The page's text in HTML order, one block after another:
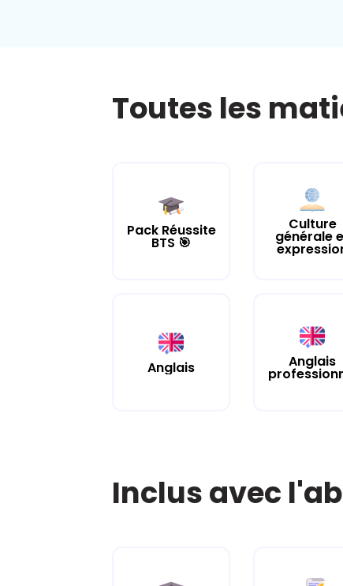
Toutes les
Pack Réussite
BTS 🎯
Culture
générale
Anglais Anglais
Inclus avec